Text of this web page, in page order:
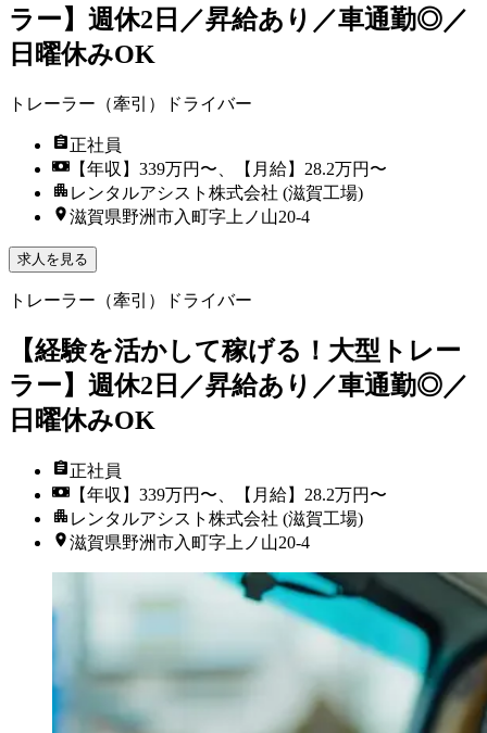
ラー】週休2日／昇給あり／車通勤◎／
日曜休みOK
トレーラー（牽引）ドライバー
正社員
【年収】339万円〜、【月給】28.2万円〜
レンタルアシスト株式会社 (滋賀工場)
滋賀県野洲市入町字上ノ山20-4
求人を見る
トレーラー（牽引）ドライバー
【経験を活かして稼げる！大型トレー
ラー】週休2日／昇給あり／車通勤◎／
日曜休みOK
正社員
【年収】339万円〜、【月給】28.2万円〜
レンタルアシスト株式会社 (滋賀工場)
滋賀県野洲市入町字上ノ山20-4